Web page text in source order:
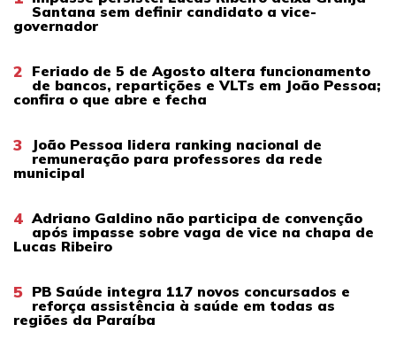
Santana sem definir candidato a vice-
governador
2 Feriado de 5 de Agosto altera funcionamento
de bancos, repartições e VLTs em João Pessoa;
confira o que abre e fecha
3
João Pessoa lidera ranking nacional de
remuneração para professores da rede
municipal
4 Adriano Galdino não participa de convenção
após impasse sobre vaga de vice na chapa de
Lucas Ribeiro
5 PB Saúde integra 117 novos concursados e
reforça assistência à saúde em todas as
regiões da Paraíba